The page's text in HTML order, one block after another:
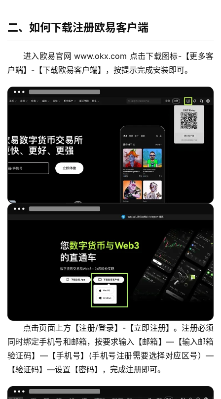
问
二、如何下载注册欧易客户端
进入欧易官网 www.okx.com 点击下载图标-【更多客
户端】-【下载欧易客户端】，按提示完成安装即可。
点击页面上方【注册/登录】-【立即注册】。注册必须
同时绑定手机号和邮箱，按要求输入【邮箱】—【输入邮箱
验证码】—【手机号】(手机号注册需要选择对应区号）—
【验证码】—设置【密码】，完成注册即可。